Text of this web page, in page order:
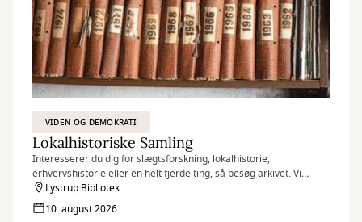
VIDEN OG DEMOKRATI
Lokalhistoriske Samling
Interesserer du dig for slægtsforskning, lokalhistorie,
erhvervshistorie eller en helt fjerde ting, så besøg arkivet. Vi
hjælper dig med at finde de informationer, som du søger.
Lystrup Bibliotek
10. august 2026